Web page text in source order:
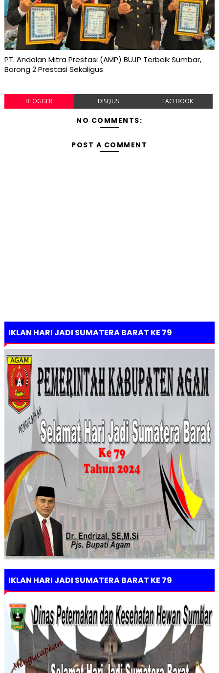
PT. Andalan Mitra Prestasi (AMP) BUJP Terbaik Sumbar,
Borong 2 Prestasi Sekaligus
BLOGGER DISQUS FACEBOOK
NO COMMENTS:
POST A COMMENT
IKLAN HARI JADI SUMATERA BARAT KE 79
IKLAN HARI JADI SUMATERA BARAT KE 79